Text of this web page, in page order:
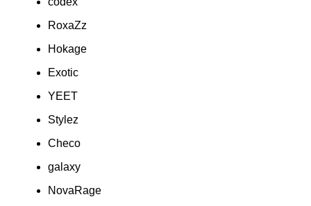
RoxaZz
Hokage
Exotic
YEET
Stylez
Checo
galaxy
NovaRage